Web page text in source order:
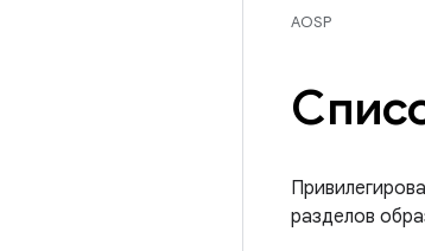
AOSP
разделов